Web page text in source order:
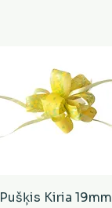
Pušķis Kiria 19mm